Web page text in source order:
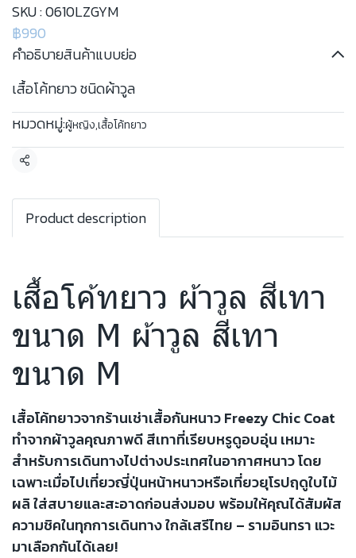
SKU : 0610LZGYM
฿990
คำอธิบายสินค้าแบบย่อ
เสื้อโค้ทยาว ชนิดผ้าวูล
หมวดหมู่:ผู้หญิง,เสื้อโค้ทยาว
แชร์
Product description
เสื้อโค้ทยาว ผ้าวูล สีเทา
ขนาด M ผ้าวูล สีเทา
ขนาด M
เสื้อโค้ทยาวจากร้านเช่าเสื้อกันหนาว Freezy Chic Coat
ทำจากผ้าวูลคุณภาพดี สีเทาที่เรียบหรูดูอบอุ่น เหมาะ
สำหรับการเดินทางไปต่างประเทศในอากาศหนาว โดย
เฉพาะเมื่อไปเที่ยวญี่ปุ่นหน้าหนาวหรือเที่ยวยุโรปฤดูใบไม้
ผลิ ใส่สบายและสะอาดก่อนส่งมอบ พร้อมให้คุณได้สัมผัส
ความชิคในทุกการเดินทาง ใกล้เสรีไทย – รามอินทรา แวะ
มาเลือกกันได้เลย!